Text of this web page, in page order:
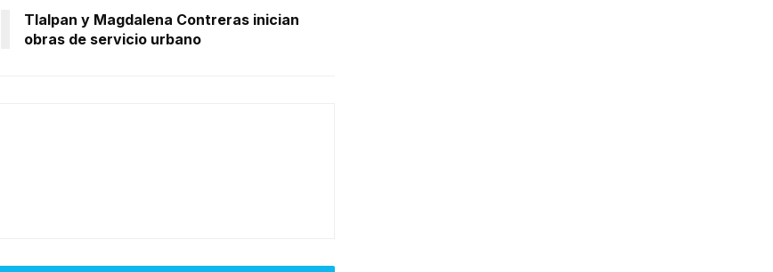
Tlalpan y Magdalena Contreras inician
obras de servicio urbano